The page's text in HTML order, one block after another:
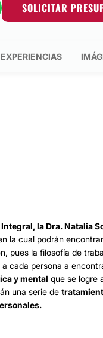
SOLICITAR
EXPERIENCIAS
la Dra. Natalia
la cual podrán
pues la filosofía de
cada persona a
y mental que se logre
una serie de